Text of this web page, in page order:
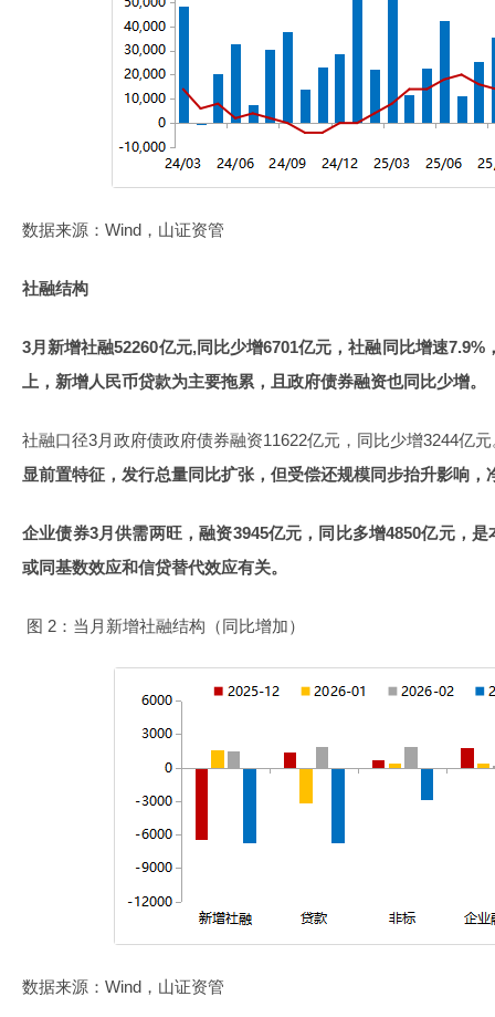
数据来源：Wind，山证资管
社融结构
3月新增社融52260亿元,同比少增6701亿元，社融同比增速
上，新增人民币贷款为主要拖累，且政府债券融资也同比少增。
社融口径3月政府债政府债券融资11622亿元，同比少增3244亿元
显前置特征，发行总量同比扩张，但受偿还规模同步抬升影响，
企业债券3月供需两旺，融资3945亿元，同比多增4850亿元，
或同基数效应和信贷替代效应有关。
图 2：当月新增社融结构（同比增加）
数据来源：Wind，山证资管